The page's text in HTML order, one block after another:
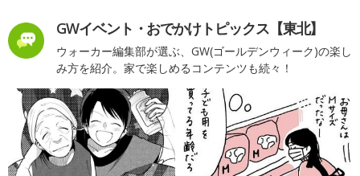
GWイベント・おでかけトピックス【東北】
ウォーカー編集部が選ぶ、GW(ゴールデンウィーク)の楽し
み方を紹介。家で楽しめるコンテンツも続々！